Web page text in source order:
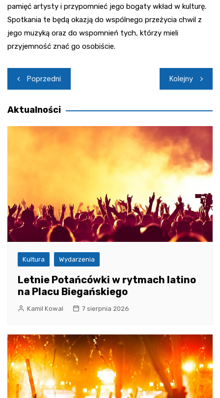
pamięć artysty i przypomnieć jego bogaty wkład w kulturę.
Spotkania te będą okazją do wspólnego przeżycia chwil z
jego muzyką oraz do wspomnień tych, którzy mieli
przyjemność znać go osobiście.
Nawigacja
wpisu
Poprzedni Kolejny
Aktualności
Kultura Wydarzenia
Letnie Potańcówki w rytmach latino
na Placu Biegańskiego
Kamil Kowal 7 sierpnia 2026